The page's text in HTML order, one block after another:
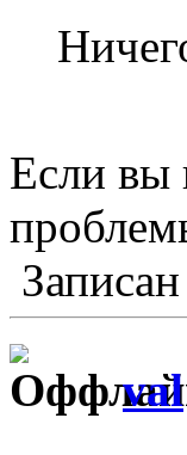
Если вы
Записан
val